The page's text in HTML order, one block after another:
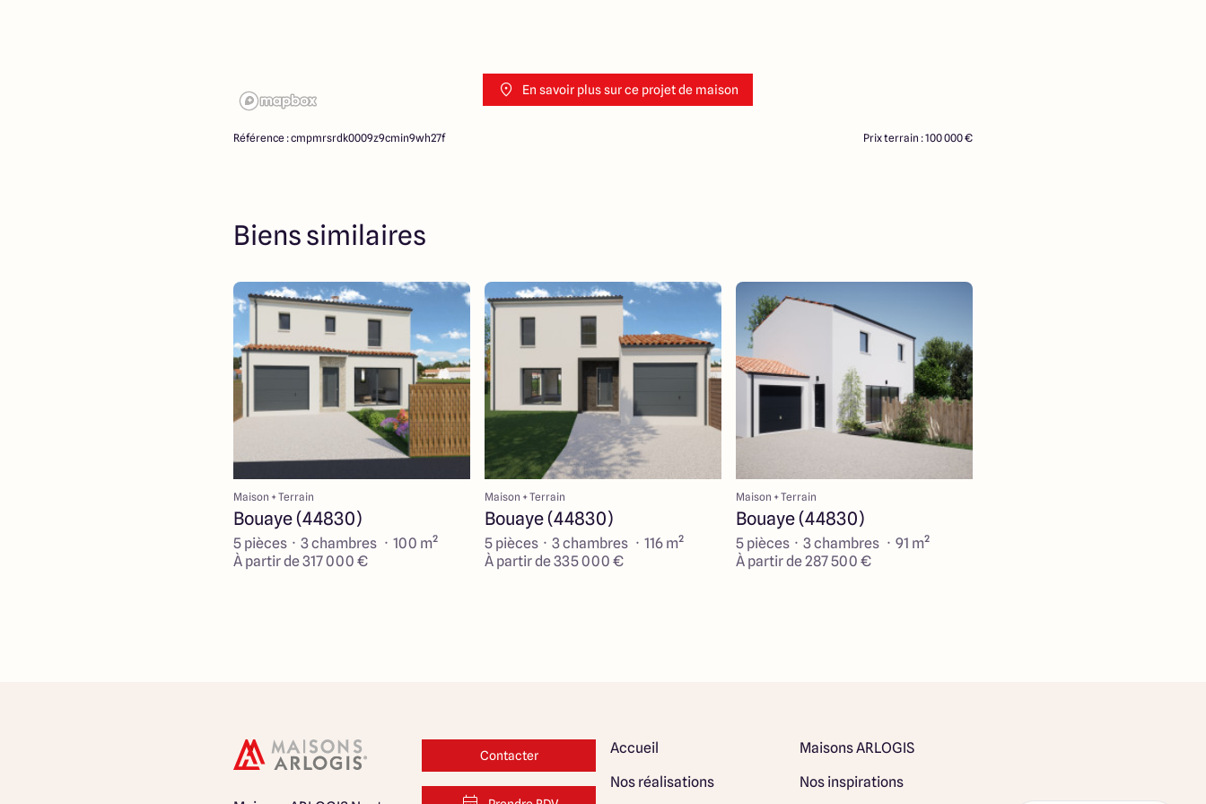
En savoir plus sur ce projet de maison
Référence : cmpmrsrdk0009z9cmin9wh27f Prix terrain : 100 000 €
Biens similaires
Maison + Terrain
Bouaye (44830)
5 pièces · 3 chambres · 100 m²
À partir de 317 000 €
Maison + Terrain
Bouaye (44830)
5 pièces · 3 chambres · 116 m²
À partir de 335 000 €
Maison + Terrain
Bouaye (44830)
5 pièces · 3 chambres · 91 m²
À partir de 287 500 €
Contacter Accueil
Maisons ARLOGIS
Nos réalisations
Nos inspirations